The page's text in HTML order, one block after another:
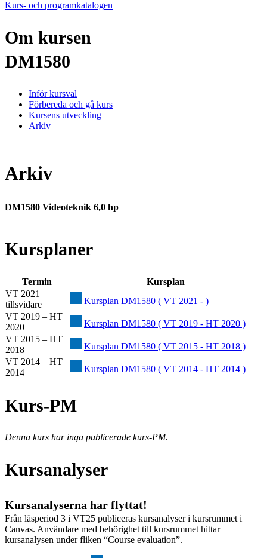
Kurs- och programkatalogen
Om kursen
DM1580
Inför kursval
Förbereda och gå kurs
Kursens utveckling
Arkiv
Arkiv
DM1580 Videoteknik 6,0 hp
Kursplaner
Termin
Kursplan
VT 2021 –
tillsvidare
Kursplan DM1580 ( VT 2021 - )
VT 2019 – HT
2020
Kursplan DM1580 ( VT 2019 - HT 2020 )
VT 2015 – HT
2018
Kursplan DM1580 ( VT 2015 - HT 2018 )
VT 2014 – HT
2014
Kursplan DM1580 ( VT 2014 - HT 2014 )
Kurs-PM
Denna kurs har inga publicerade kurs-PM.
Kursanalyser
Kursanalyserna har flyttat!
Från läsperiod 3 i VT25 publiceras kursanalyser i kursrummet i
Canvas. Användare med behörighet till kursrummet hittar
kursanalysen under fliken “Course evaluation”.